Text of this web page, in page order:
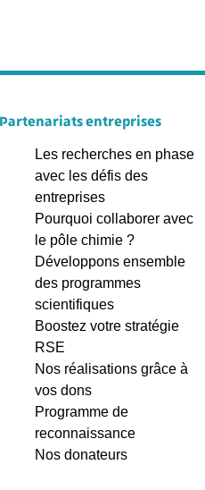
Partenariats entreprises
Les recherches en phase
avec les défis des
entreprises
Pourquoi collaborer avec
le pôle chimie ?
Développons ensemble
des programmes
scientifiques
Boostez votre stratégie
RSE
Nos réalisations grâce à
vos dons
Programme de
reconnaissance
Nos donateurs